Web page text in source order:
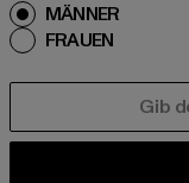
MÄNNER
FRAUEN